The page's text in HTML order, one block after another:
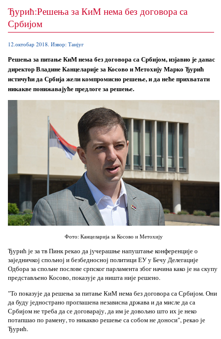
Ђурић:Решења за КиМ нема без договора са
Србијом
12.октобар 2018. Извор: Танјуг
Решења за питање КиМ нема без договора са Србијом, изјавио је данас
директор Владине Канцеларије за Косово и Метохију Марко Ђурић
истичући да Србија жели компромисно решење, и да неће прихватати
никакве понижавајуће предлоге за решење.
Фото: Канцеларија за Косово и Метохију
Ђурић је за тв Пинк рекао да јучерашње напуштање конференције о
заједничкој спољној и безбедносној политици ЕУ у Бечу Делегације
Одбора за спољне послове српског парламента због начина како је на скупу
представљено Косово, показује да ништа није решено.
"То показује да решења за питање КиМ нема без договора са Србијом. Они
да буду једнострано проглашена независна држава и да мисле да са
Србијом не треба да се договарају, да им је довољно што их је неко
потапшао по рамену, то никакво решење са собом не доноси", рекао је
Ђурић.